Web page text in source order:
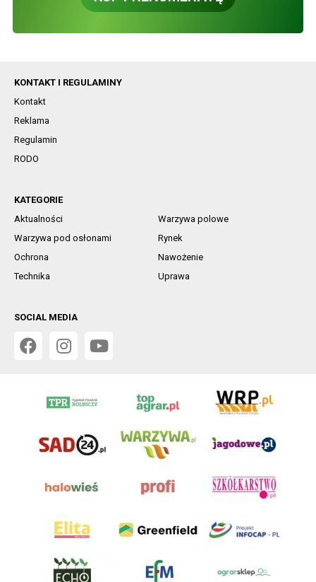
KONTAKT I REGULAMINY
Kontakt
Reklama
Regulamin
RODO
KATEGORIE
Aktualności
Warzywa polowe
Warzywa pod osłonami
Rynek
Ochrona
Nawożenie
Technika
Uprawa
SOCIAL MEDIA